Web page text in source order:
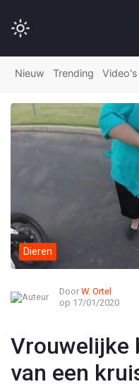
Nieuw Trending Video's
Dieren
Door W. Ortel
op 17/01/2020
Vrouwelijke
van een